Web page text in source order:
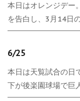
本日はオレンジデー
を告白し、3月14日
6/25
本日は天覧試合の日
下が後楽園球場で巨